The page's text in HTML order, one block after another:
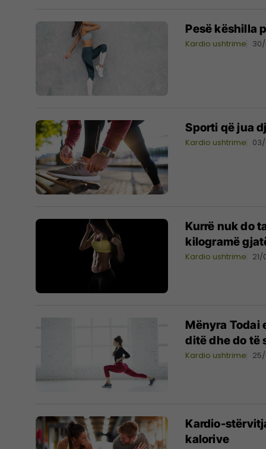
Pesë këshilla
Kardio ushtrime
Sporti që jua
Kardio ushtrime
Kurrë nuk do
kilogramë
Kardio ushtrime 21/
Mënyra Todai
ditë dhe do të
Kardio ushtrime
Kardio-
kalorive